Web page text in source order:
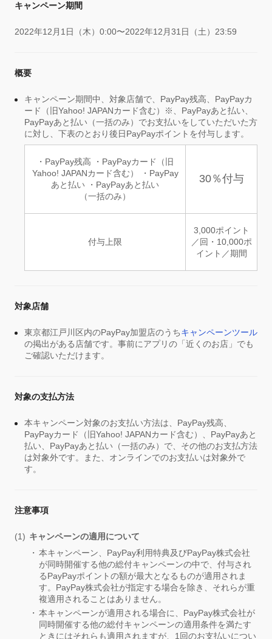
キャンペーン期間
2022年12月1日（木）0:00〜2022年12月31日（土）23:59
概要
キャンペーン期間中、対象店舗で、PayPay残高、PayPayカ
ード（旧Yahoo! JAPANカード含む）※、PayPayあと払い、
PayPayあと払い（一括のみ）でお支払いをしていただいた方
に対し、下表のとおり後日PayPayポイントを付与します。
・PayPay残高 ・PayPayカード（旧
Yahoo! JAPANカード含む） ・PayPay
あと払い ・PayPayあと払い
（一括のみ）
30％付与
付与上限
3,000ポイント
／回・10,000ポ
イント／期間
対象店舗
東京都江戸川区内のPayPay加盟店のうちキャンペーンツール
の掲出がある店舗です。事前にアプリの「近くのお店」でも
ご確認いただけます。
対象の支払方法
本キャンペーン対象のお支払い方法は、PayPay残高、
PayPayカード（旧Yahoo! JAPANカード含む）、PayPayあと
払い、PayPayあと払い（一括のみ）で、その他のお支払方法
は対象外です。また、オンラインでのお支払いは対象外で
す。
注意事項
キャンペーンの適用について
本キャンペーン、PayPay利用特典及びPayPay株式会社
が同時開催する他の総付キャンペーンの中で、付与され
るPayPayポイントの額が最大となるものが適用されま
す。PayPay株式会社が指定する場合を除き、それらが重
複適用されることはありません。
本キャンペーンが適用される場合に、PayPay株式会社が
同時開催する他の総付キャンペーンの適用条件を満たす
ときにはそれらも適用されますが、1回のお支払いについ